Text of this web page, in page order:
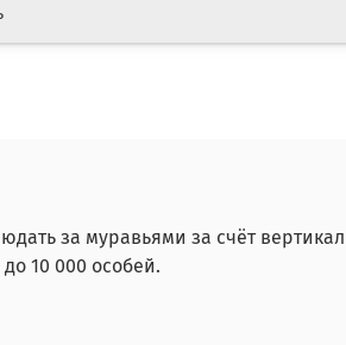
за муравьями за счёт
10 000 особей.